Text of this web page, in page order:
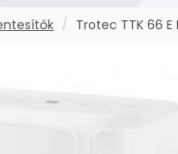
Trotec TTK 66